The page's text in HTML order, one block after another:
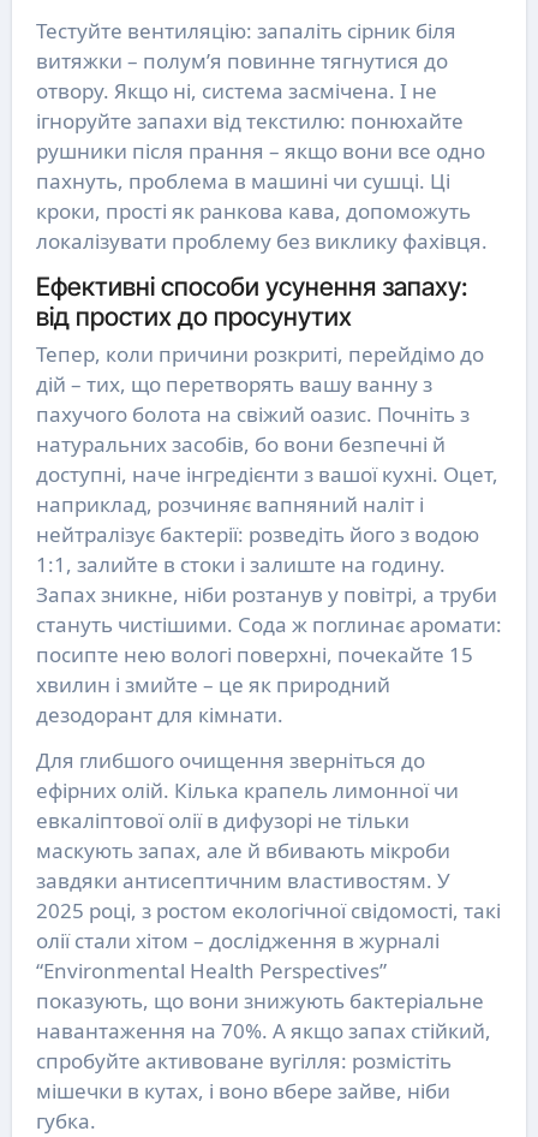
Тестуйте вентиляцію: запаліть сірник біля
витяжки – полум’я повинне тягнутися до
отвору. Якщо ні, система засмічена. І не
ігноруйте запахи від текстилю: понюхайте
рушники після прання – якщо вони все одно
пахнуть, проблема в машині чи сушці. Ці
кроки, прості як ранкова кава, допоможуть
локалізувати проблему без виклику фахівця.
Ефективні способи усунення запаху:
від простих до просунутих
Тепер, коли причини розкриті, перейдімо до
дій – тих, що перетворять вашу ванну з
пахучого болота на свіжий оазис. Почніть з
натуральних засобів, бо вони безпечні й
доступні, наче інгредієнти з вашої кухні. Оцет,
наприклад, розчиняє вапняний наліт і
нейтралізує бактерії: розведіть його з водою
1:1, залийте в стоки і залиште на годину.
Запах зникне, ніби розтанув у повітрі, а труби
стануть чистішими. Сода ж поглинає аромати:
посипте нею вологі поверхні, почекайте 15
хвилин і змийте – це як природний
дезодорант для кімнати.
Для глибшого очищення зверніться до
ефірних олій. Кілька крапель лимонної чи
евкаліптової олії в дифузорі не тільки
маскують запах, але й вбивають мікроби
завдяки антисептичним властивостям. У
2025 році, з ростом екологічної свідомості, такі
олії стали хітом – дослідження в журналі
“Environmental Health Perspectives”
показують, що вони знижують бактеріальне
навантаження на 70%. А якщо запах стійкий,
спробуйте активоване вугілля: розмістіть
мішечки в кутах, і воно вбере зайве, ніби
губка.